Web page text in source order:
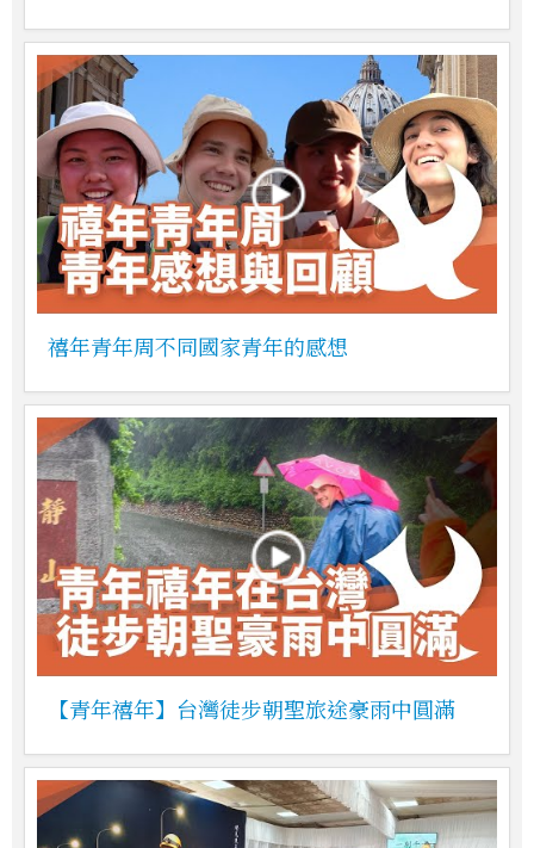
禧年青年周不同國家青年的感想
【青年禧年】台灣徒步朝聖旅途豪雨中圓滿